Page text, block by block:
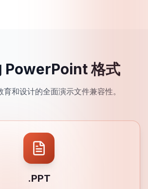
PowerPoint 格式
和设计的全面演示文件兼容性。
.PPT